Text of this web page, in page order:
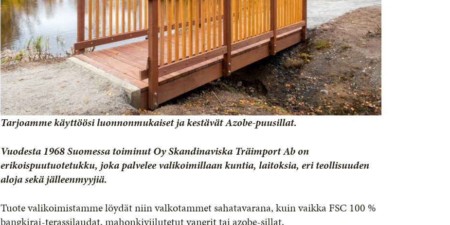
Tarjoamme käyttöösi luonnonmukaiset ja kestävät Azobe-puusillat.
Vuodesta 1968 Suomessa toiminut Oy Skandinaviska Träimport Ab on
erikoispuutuotetukku, joka palvelee valikoimillaan kuntia, laitoksia, eri teollisuuden
aloja sekä jälleenmyyjiä.
Tuote valikoimistamme löydät niin valkotammet sahatavarana, kuin vaikka FSC 100 %
bangkirai-terassilaudat, mahonkiviilutetut vanerit tai azobe-sillat.